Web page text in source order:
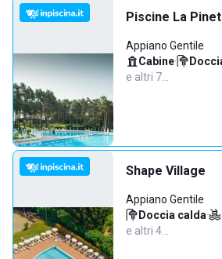
Piscine La
Appiano Gentile
Cabine·
e altri 7…
Shape Village
Appiano Gentile
Doccia calda·
e altri 4…